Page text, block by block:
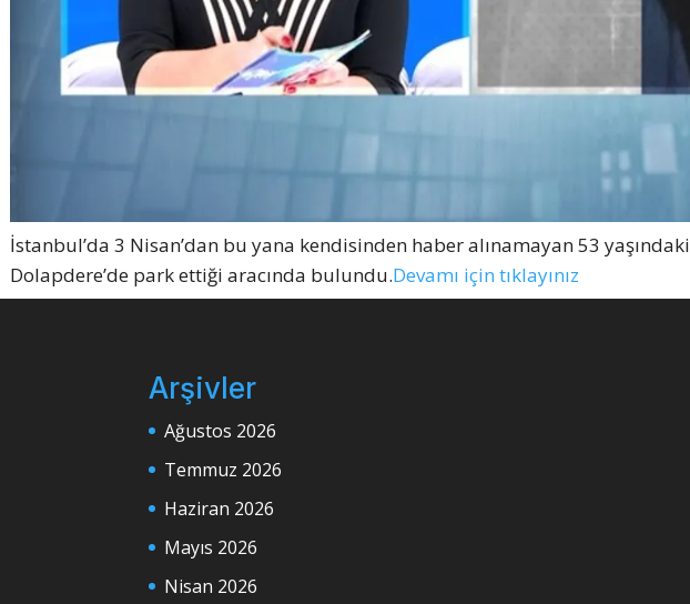
İstanbul’da 3 Nisan’dan bu yana kendisinden haber alınamayan 53
Dolapdere’de park ettiği aracında bulundu.Devamı için tıklayınız
Arşivler
Ağustos 2026
Temmuz 2026
Haziran 2026
Mayıs 2026
Nisan 2026